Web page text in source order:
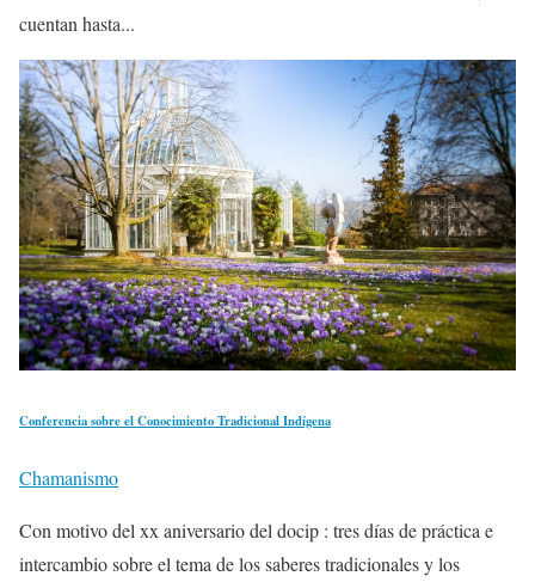
cuentan hasta...
Conferencia sobre el Conocimiento Tradicional Indígena
Chamanismo
Con motivo del xx aniversario del docip : tres días de práctica e
intercambio sobre el tema de los saberes tradicionales y los